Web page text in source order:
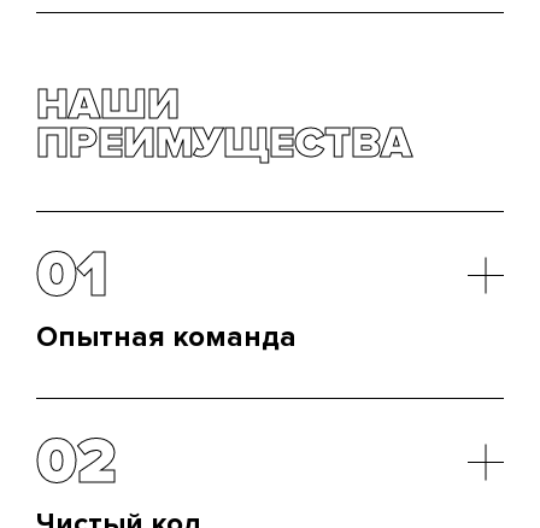
НАШИ
ПРЕИМУЩЕСТВА
01
Опытная команда
Наша команда состоит из профессионалов с
опыт, чтобы воплотить в жизнь любую идею
клиента, гарантируя высококачественный
02